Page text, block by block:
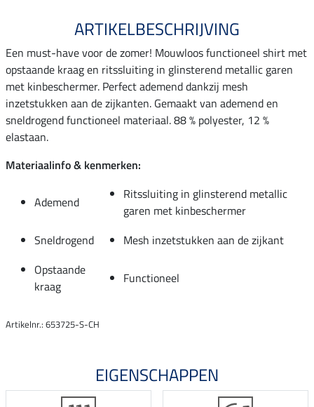
ARTIKELBESCHRIJVING
Een must-have voor de zomer! Mouwloos functioneel shirt met
opstaande kraag en ritssluiting in glinsterend metallic garen
met kinbeschermer. Perfect ademend dankzij mesh
inzetstukken aan de zijkanten. Gemaakt van ademend en
sneldrogend functioneel materiaal. 88 % polyester, 12 %
elastaan.
Materiaalinfo & kenmerken:
Ademend
Ritssluiting in glinsterend metallic
garen met kinbeschermer
Sneldrogend
Mesh inzetstukken aan de zijkant
Opstaande
kraag
Functioneel
Artikelnr.: 653725-S-CH
EIGENSCHAPPEN